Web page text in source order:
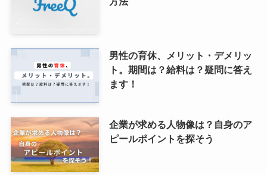
男性の育休、メリット・デメリッ
ト。期間は？給料は？疑問に答え
ます！
企業が求める人物像は？自身のア
ピールポイントを探そう